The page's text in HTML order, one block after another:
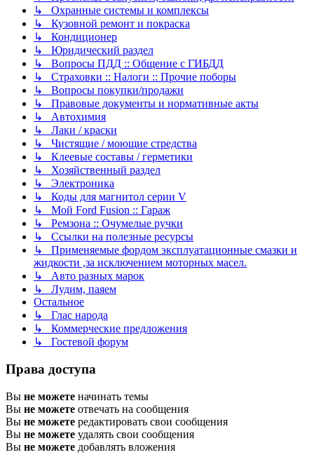
↳ Охранные системы и комплексы
↳ Кузовной ремонт и покраска
↳ Кондиционер
↳ Юридический раздел
↳ Вопросы ПДД :: Общение с ГИБДД
↳ Страховки :: Налоги :: Прочие поборы
↳ Вопросы покупки/продажи
↳ Правовые документы и нормативные акты
↳ Автохимия
↳ Лаки / краски
↳ Чистящие / моющие стредства
↳ Клеевые составы / герметики
↳ Хозяйственный раздел
↳ Электроника
↳ Коды для магнитол серии V
↳ Мой Ford Fusion :: Гараж
↳ Ремзона :: Очумелые ручки
↳ Ссылки на полезные ресурсы
↳ Применяемые фордом эксплуатационные смазки и
жидкости ,за исключением моторных масел.
↳ Авто разных марок
↳ Лудим, паяем
Остальное
↳ Глас народа
↳ Коммерческие предложения
↳ Гостевой форум
Права доступа
Вы не можете начинать темы
Вы не можете отвечать на сообщения
Вы не можете редактировать свои сообщения
Вы не можете удалять свои сообщения
Вы не можете добавлять вложения